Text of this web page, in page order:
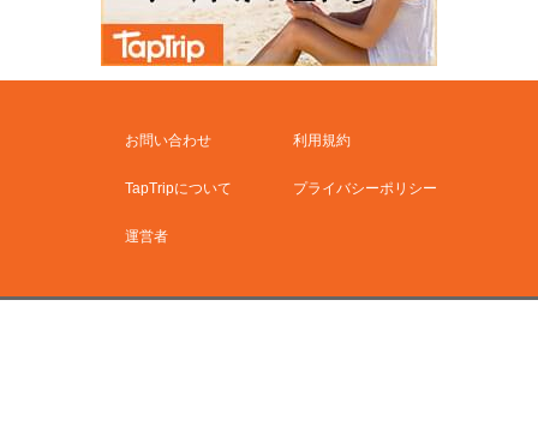
お問い合わせ 利用規約
TapTripについて プライバシーポリシー
運営者